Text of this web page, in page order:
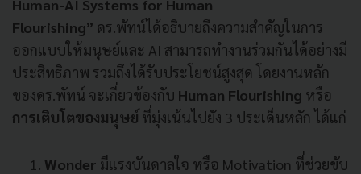
Human-AI Systems for Human
Flourishing” ดร.พัทน์ได้อธิบายถึงความสำคัญในการ
ออกแบบให้มนุษย์และ AI สามารถทำงานร่วมกันได้อย่างมี
ประสิทธิภาพ รวมถึงได้รับประโยชน์สูงสุด โดยงานหลัก
ของดร.พัทน์ จะเกี่ยวข้องกับ Human Flourishing หรือ
การเติบโตของมนุษย์ ที่มุ่งเน้นไปยัง 3 ประเด็นหลัก ได้แก่
Wonder มีแรงบันดาลใจ หรือ Motivation ที่ช่วยขับ